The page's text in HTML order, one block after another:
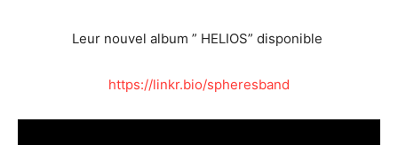
Leur nouvel album ” HELIOS” disponible
https://linkr.bio/spheresband